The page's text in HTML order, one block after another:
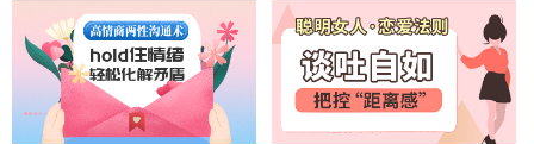
方案
广东-广州 188****5632
12分钟前
微信用户 司马锘 通过此页面咨询，已获得专属情感
方案
湖北-武汉 135****7410
41分钟前